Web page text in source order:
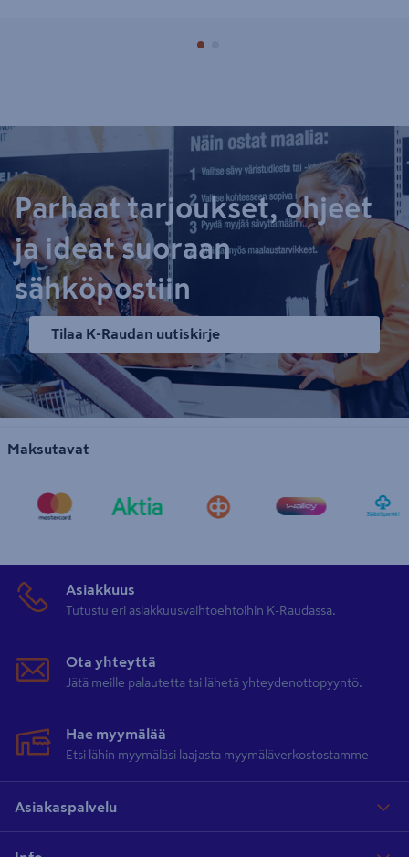
Parhaat tarjoukset, ohjeet
ja ideat suoraan
sähköpostiin
Tilaa K-Raudan uutiskirje
Maksutavat
Asiakkuus
Tutustu eri asiakkuusvaihtoehtoihin K-Raudassa.
Ota yhteyttä
Jätä meille palautetta tai lähetä yhteydenottopyyntö.
Hae myymälää
Etsi lähin myymäläsi laajasta myymäläverkostostamme
Asiakaspalvelu